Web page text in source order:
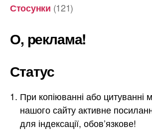
Стосунки (121)
О, реклама!
Статус
При копіюванні або цитуванні
нашого сайту активне
для індексації, обов’язкове!